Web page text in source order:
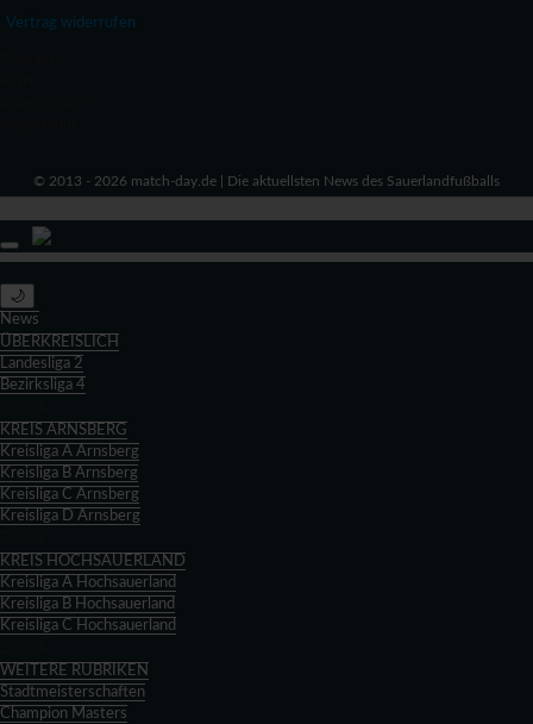
Vertrag widerrufen
© 2013 - 2026 match-day.de | Die aktuellsten News des Sauerlandfußballs
🌙
News
ÜBERKREISLICH
Landesliga 2
Bezirksliga 4
KREIS ARNSBERG
Kreisliga A Arnsberg
Kreisliga B Arnsberg
Kreisliga C Arnsberg
Kreisliga D Arnsberg
KREIS HOCHSAUERLAND
Kreisliga A Hochsauerland
Kreisliga B Hochsauerland
Kreisliga C Hochsauerland
WEITERE RUBRIKEN
Stadtmeisterschaften
Champion Masters